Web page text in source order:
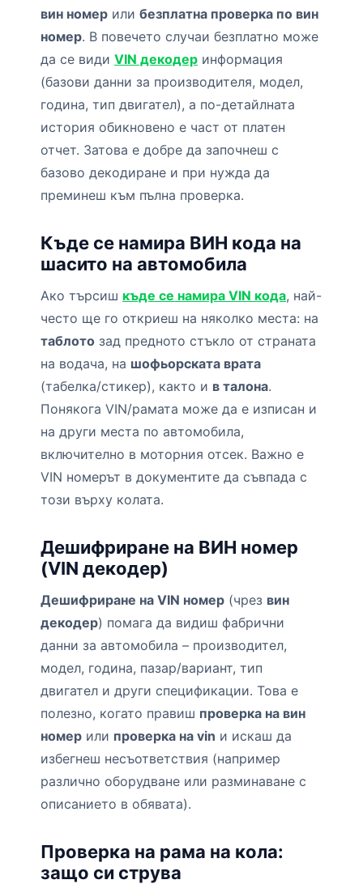
вин номер или безплатна проверка по вин
номер. В повечето случаи безплатно може
да се види VIN декодер информация
(базови данни за производителя, модел,
година, тип двигател), а по-детайлната
история обикновено е част от платен
отчет. Затова е добре да започнеш с
базово декодиране и при нужда да
преминеш към пълна проверка.
Къде се намира ВИН кода на
шасито на автомобила
Ако търсиш къде се намира VIN кода, най-
често ще го откриеш на няколко места: на
таблото зад предното стъкло от страната
на водача, на шофьорската врата
(табелка/стикер), както и в талона.
Понякога VIN/рамата може да е изписан и
на други места по автомобила,
включително в моторния отсек. Важно е
VIN номерът в документите да съвпада с
този върху колата.
Дешифриране на ВИН номер
(VIN декодер)
Дешифриране на VIN номер (чрез вин
декодер) помага да видиш фабрични
данни за автомобила – производител,
модел, година, пазар/вариант, тип
двигател и други спецификации. Това е
полезно, когато правиш проверка на вин
номер или проверка на vin и искаш да
избегнеш несъответствия (например
различно оборудване или разминаване с
описанието в обявата).
Проверка на рама на кола:
защо си струва